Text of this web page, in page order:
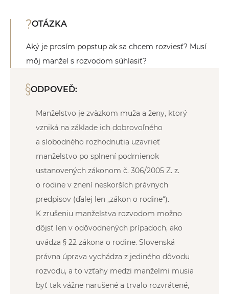
OTÁZKA
Aký je prosím popstup ak sa chcem rozviesť? Musí
môj manžel s rozvodom súhlasiť?
ODPOVEĎ:
Manželstvo je zväzkom muža a ženy, ktorý
vzniká na základe ich dobrovoľného
a slobodného rozhodnutia uzavrieť
manželstvo po splnení podmienok
ustanovených zákonom č. 306/2005 Z. z.
o rodine v znení neskorších právnych
predpisov (ďalej len „zákon o rodine“).
K zrušeniu manželstva rozvodom možno
dôjsť len v odôvodnených prípadoch, ako
uvádza § 22 zákona o rodine. Slovenská
právna úprava vychádza z jediného dôvodu
rozvodu, a to vzťahy medzi manželmi musia
byť tak vážne narušené a trvalo rozvrátené,